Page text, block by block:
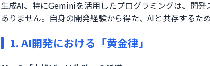
生成AI、特にGeminiを活用したプログラミングは、開
ありません。自身の開発経験から得た、AIと共存するた
1. AI開発における「黄金律」